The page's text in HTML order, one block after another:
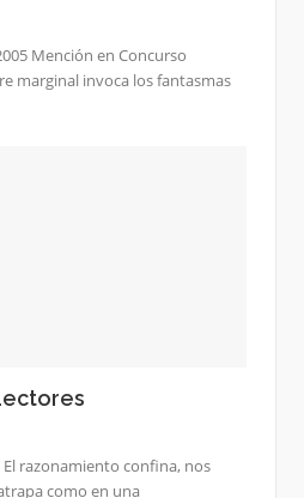
Mención en Concurso
marginal invoca los fantasmas
El razonamiento confina, nos
como en una